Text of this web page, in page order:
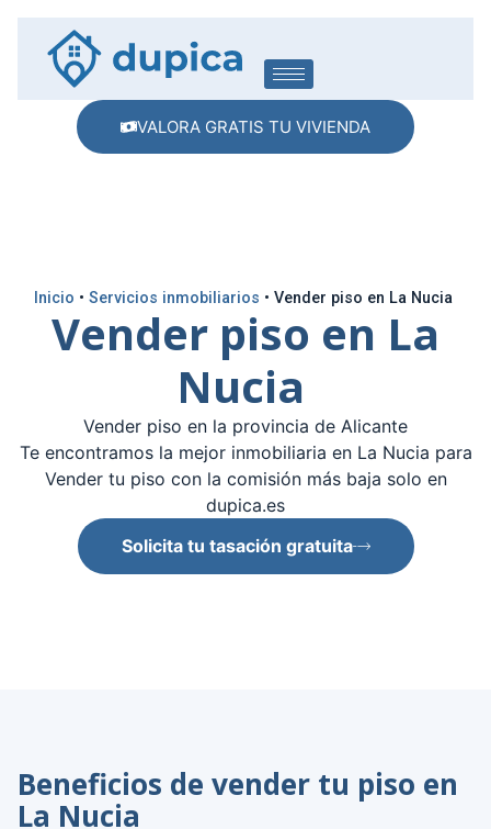
VALORA GRATIS TU VIVIENDA
Inicio • Servicios inmobiliarios • Vender piso en La Nucia
Vender piso en La
Nucia
Vender piso en la provincia de Alicante
Te encontramos la mejor inmobiliaria en La Nucia para
Vender tu piso con la comisión más baja solo en
dupica.es
Solicita tu tasación gratuita
Beneficios de vender tu piso en
La Nucia